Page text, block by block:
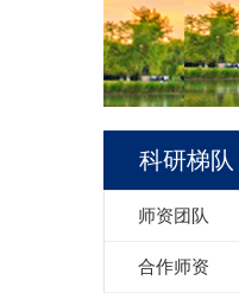
科研梯队
师资团队
合作师资